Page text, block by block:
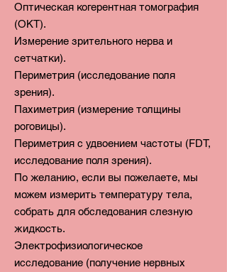
Оптическая когерентная томография
(ОКТ).
Измерение зрительного нерва и
сетчатки).
Периметрия (исследование поля
зрения).
Пахиметрия (измерение толщины
роговицы).
Периметрия с удвоением частоты (FDT,
исследование поля зрения).
По желанию, если вы пожелаете, мы
можем измерить температуру тела,
собрать для обследования слезную
жидкость.
Электрофизиологическое
исследование (получение нервных